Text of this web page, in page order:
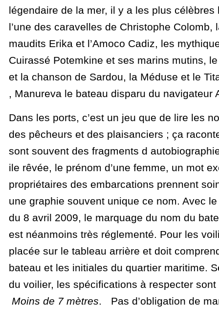
légendaire de la mer, il y a les plus célèbres
l’une des caravelles de Christophe Colomb,
maudits Erika et l’Amoco Cadiz, les
Cuirassé Potemkine et ses marins mutins,
et la chanson de Sardou, la Méduse et le
, Manureva le bateau disparu du
Dans les ports, c’est un jeu que de lire les
des pêcheurs et des plaisanciers ; ça
sont souvent des fragments d
ile rêvée, le prénom d’une femme, un mot
propriétaires des embarcations prennent
une graphie souvent unique ce nom. Avec
du 8 avril 2009, le marquage du nom du
est néanmoins très réglementé. Pour les
placée sur le tableau arrière et doit
bateau et les initiales du quartier maritime.
du voilier, les spécifications à respecter
Moins de 7 mètres. Pas d’obligation de